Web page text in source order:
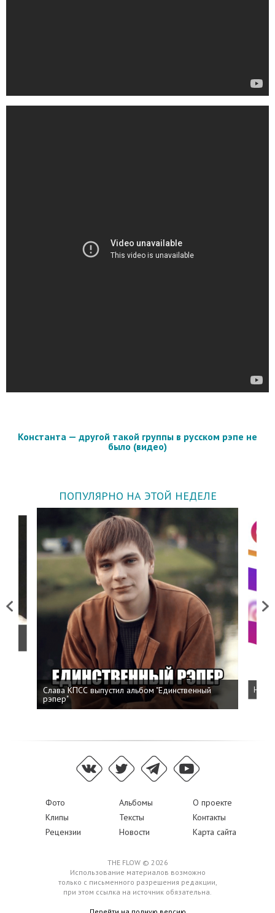
Константа — другой такой группы в русском рэпе не
было (видео)
ПОПУЛЯРНО НА ЭТОЙ НЕДЕЛЕ
Previous
Слава КПСС выпустил альбом "Единственный
рэпер"
Next
Фото Альбомы
О проекте
Клипы
Тексты
Контакты
Рецензии
Новости Карта сайта
THE FLOW © 2026
Использование материалов возможно
только с письменного разрешения редакции,
при этом ссылка на источник обязательна.